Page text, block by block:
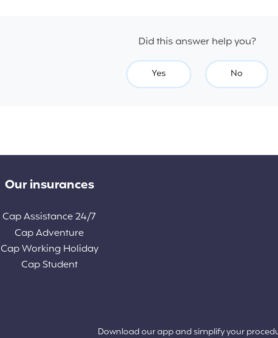
Did this answer help you?
Yes No
Our insurances
Cap Assistance 24/7
Cap Adventure
Cap Working Holiday
Cap Student
Download our app and simplify your